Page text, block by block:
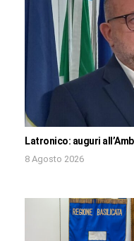
Latronico: auguri
8 Agosto 2026